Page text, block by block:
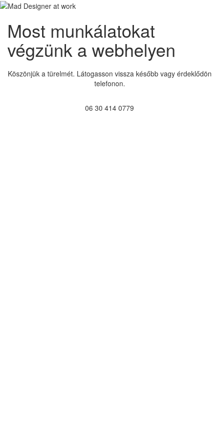
Most munkálatokat
végzünk a webhelyen
Köszönjük a türelmét. Látogasson vissza később vagy érdeklődön
telefonon.
06 30 414 0779